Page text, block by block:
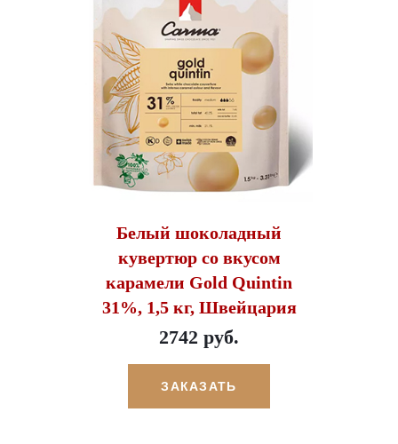
Белый шоколадный
кувертюр со вкусом
карамели Gold Quintin
31%, 1,5 кг, Швейцария
2742 руб.
ЗАКАЗАТЬ